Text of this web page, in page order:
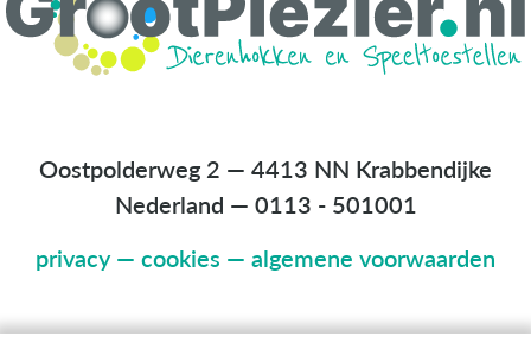
Oostpolderweg 2 — 4413 NN Krabbendijke
Nederland — 0113 - 501001
privacy— cookies — algemene voorwaarden